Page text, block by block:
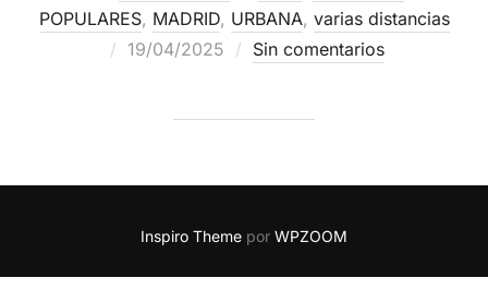
POPULARES, MADRID, URBANA, varias distancias
19/04/2025
Sin comentarios
Inspiro Theme por WPZOOM